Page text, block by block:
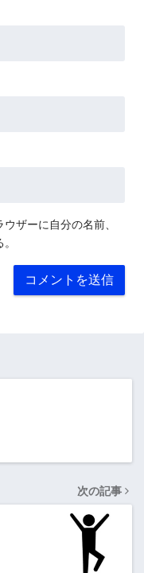
ザーに自分の名前、
次の記事